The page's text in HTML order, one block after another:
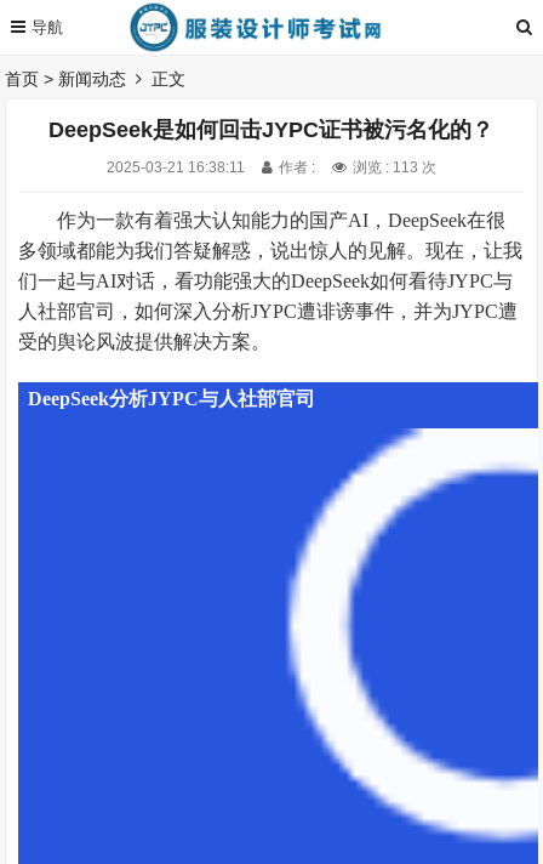
首页 > 新闻动态 正文
DeepSeek是如何回击JYPC证书被污名化的？
2025-03-21 16:38:11 作者 : 浏览 : 113 次
作为一款有着强大认知能力的国产AI，DeepSeek在很
多领域都能为我们答疑解惑，说出惊人的见解。现在，让我
们一起与AI对话，看功能强大的DeepSeek如何看待JYPC与
人社部官司，如何深入分析JYPC遭诽谤事件，并为JYPC遭
受的舆论风波提供解决方案。
DeepSeek分析JYPC与人社部官司